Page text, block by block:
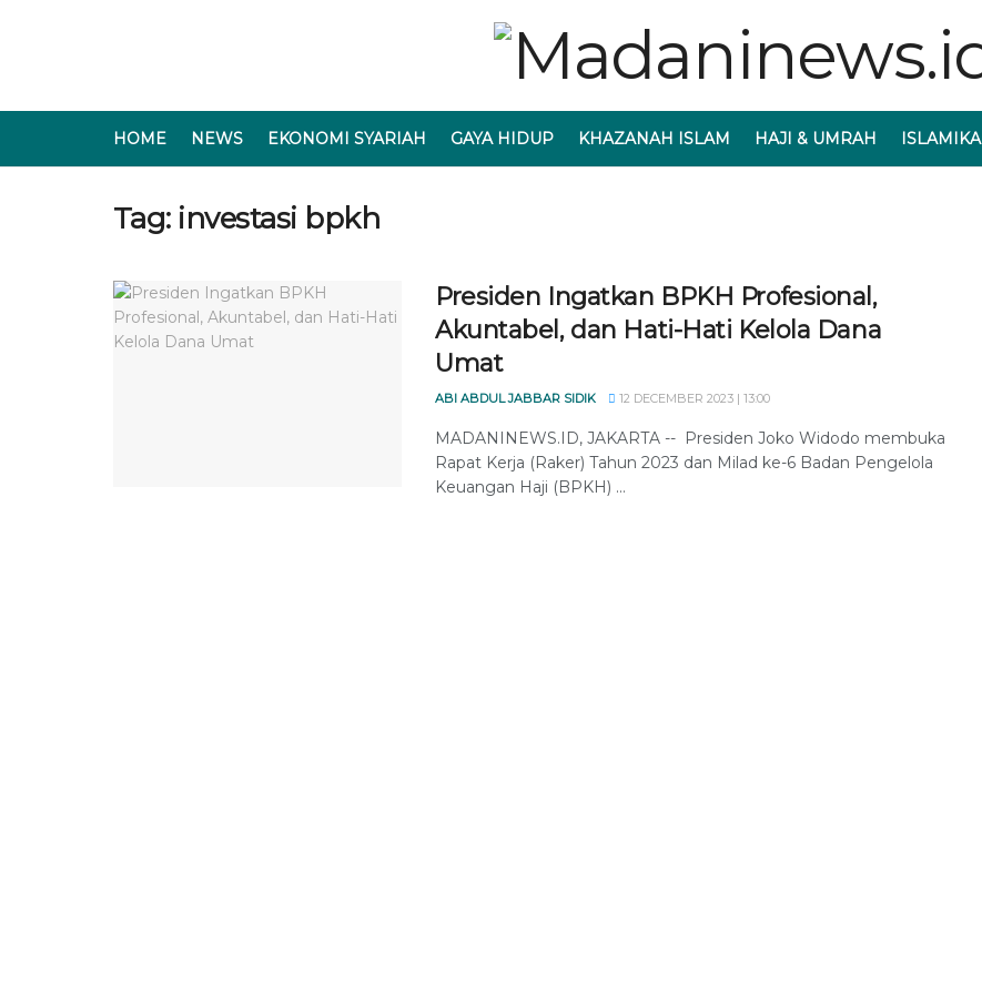
HOME NEWS EKONOMI SYARIAH GAYA HIDUP KHAZANAH ISLAM HAJI & UMRAH ISLAMIKA
Tag: investasi bpkh
Presiden Ingatkan BPKH Profesional,
Akuntabel, dan Hati-Hati Kelola Dana
Umat
ABI ABDUL JABBAR SIDIK 12 DECEMBER 2023 | 13:00
MADANINEWS.ID, JAKARTA -- Presiden Joko Widodo membuka
Rapat Kerja (Raker) Tahun 2023 dan Milad ke-6 Badan Pengelola
Keuangan Haji (BPKH) ...